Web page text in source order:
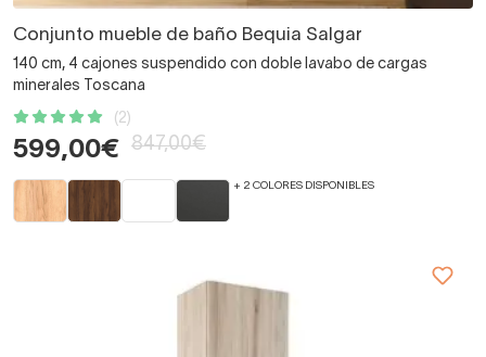
Conjunto mueble de baño Bequia Salgar
140 cm, 4 cajones suspendido con doble lavabo de cargas
minerales Toscana
(2)
599,00€ 847,00€
+ 2 COLORES DISPONIBLES